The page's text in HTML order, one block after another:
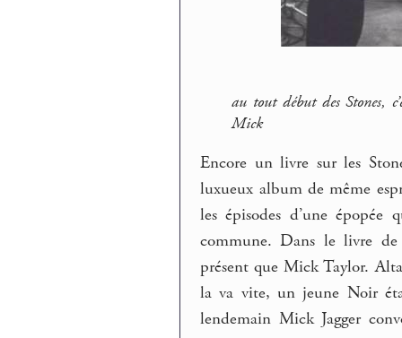
au tout début des Stones,
Mick
Encore un livre sur les
luxueux album de même
les épisodes d’une
commune. Dans le livre de
présent que Mick Taylor.
la va vite, un jeune Noir
lendemain Mick Jagger